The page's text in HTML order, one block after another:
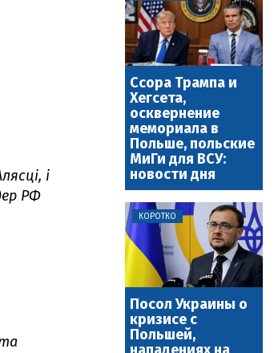
і
РФ
Ссора Трампа и
Хегсета,
осквернение
мемориала в
Польше, польские
МиГи для ВСУ:
новости дня
КОРОТКО
Посол Украины о
кризисе с
Польшей,